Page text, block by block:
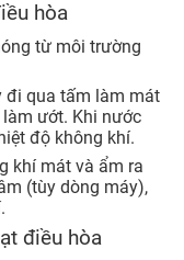
hòa
từ môi trường
đi qua tấm làm mát
ướt. Khi nước
độ không khí.
khí mát và ẩm ra
(tùy dòng máy),
điều hòa